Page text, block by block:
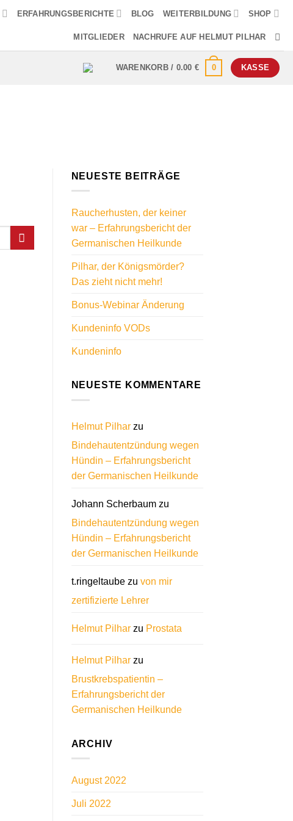
ERFAHRUNGSBERICHTE BLOG WEITERBILDUNG SHOP
MITGLIEDER NACHRUFE AUF HELMUT PILHAR
WARENKORB / 0.00 € 0 KASSE
NEUESTE BEITRÄGE
Raucherhusten, der keiner
war – Erfahrungsbericht der
Germanischen Heilkunde
Pilhar, der Königsmörder?
Das zieht nicht mehr!
Bonus-Webinar Änderung
Kundeninfo VODs
Kundeninfo
NEUESTE KOMMENTARE
Helmut Pilharzu
Bindehautentzündung wegen
Hündin – Erfahrungsbericht
der Germanischen Heilkunde
Johann Scherbaumzu
Bindehautentzündung wegen
Hündin – Erfahrungsbericht
der Germanischen Heilkunde
t.ringeltaubezu von mir
zertifizierte Lehrer
Helmut Pilharzu Prostata
Helmut Pilharzu
Brustkrebspatientin –
Erfahrungsbericht der
Germanischen Heilkunde
ARCHIV
August 2022
Juli 2022